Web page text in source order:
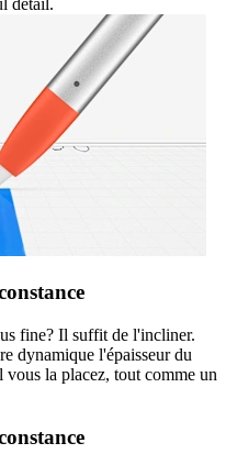
fine? Il suffit de l'incliner.
dynamique l'épaisseur du
la placez, tout comme un